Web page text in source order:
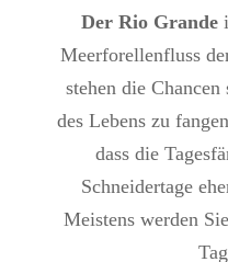
Der Rio Grande
Meerforellenfluss
stehen die
des Lebens zu
dass die
Schneidertage
Meistens werden